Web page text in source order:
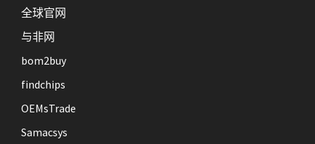
全球官网
与非网
bom2buy
findchips
OEMsTrade
Samacsys